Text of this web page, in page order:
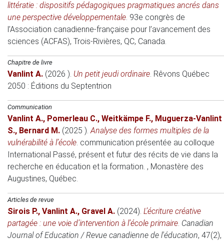
littératie : dispositifs pédagogiques pragmatiques ancrés dans
une perspective développementale. 93e congrès de
l’Association canadienne-française pour l’avancement des
sciences (ACFAS), Trois-Rivières, QC, Canada.
Chapitre de livre
Vanlint A. (2026 ). Un petit jeudi ordinaire. Rêvons Québec
2050 : Éditions du Septentrion
Communication
Vanlint A., Pomerleau C., Weitkämpe F., Muguerza-Vanlint
S., Bernard M. (2025 ).Analyse des formes multiples de la
vulnérabilité à l’école. communication présentée au colloque
International Passé, présent et futur des récits de vie dans la
recherche en éducation et la formation. , Monastère des
Augustines, Québec.
Articles de revue
Sirois P., Vanlint A., Gravel A. (2024). L’écriture créative
partagée : une voie d’intervention à l’école primaire. Canadian
Journal of Education / Revue canadienne de l'éducation, 47(2),